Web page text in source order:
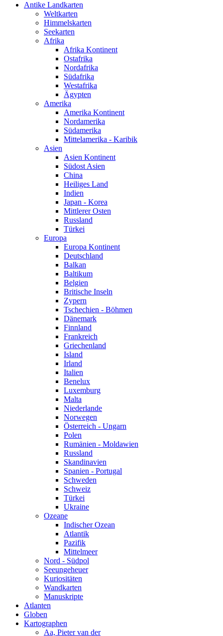
Antike Landkarten
Weltkarten
Himmelskarten
Seekarten
Afrika
Afrika Kontinent
Ostafrika
Nordafrika
Südafrika
Westafrika
Ägypten
Amerika
Amerika Kontinent
Nordamerika
Südamerika
Mittelamerika - Karibik
Asien
Asien Kontinent
Südost Asien
China
Heiliges Land
Indien
Japan - Korea
Mittlerer Osten
Russland
Türkei
Europa
Europa Kontinent
Deutschland
Balkan
Baltikum
Belgien
Britische Inseln
Zypern
Tschechien - Böhmen
Dänemark
Finnland
Frankreich
Griechenland
Island
Irland
Italien
Benelux
Luxemburg
Malta
Niederlande
Norwegen
Österreich - Ungarn
Polen
Rumänien - Moldawien
Russland
Skandinavien
Spanien - Portugal
Schweden
Schweiz
Türkei
Ukraine
Ozeane
Indischer Ozean
Atlantik
Pazifik
Mittelmeer
Nord - Südpol
Seeungeheuer
Kuriositäten
Wandkarten
Manuskripte
Atlanten
Globen
Kartographen
Aa, Pieter van der